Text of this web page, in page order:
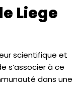
Liege
scientifique et
s’associer à ce
dans une